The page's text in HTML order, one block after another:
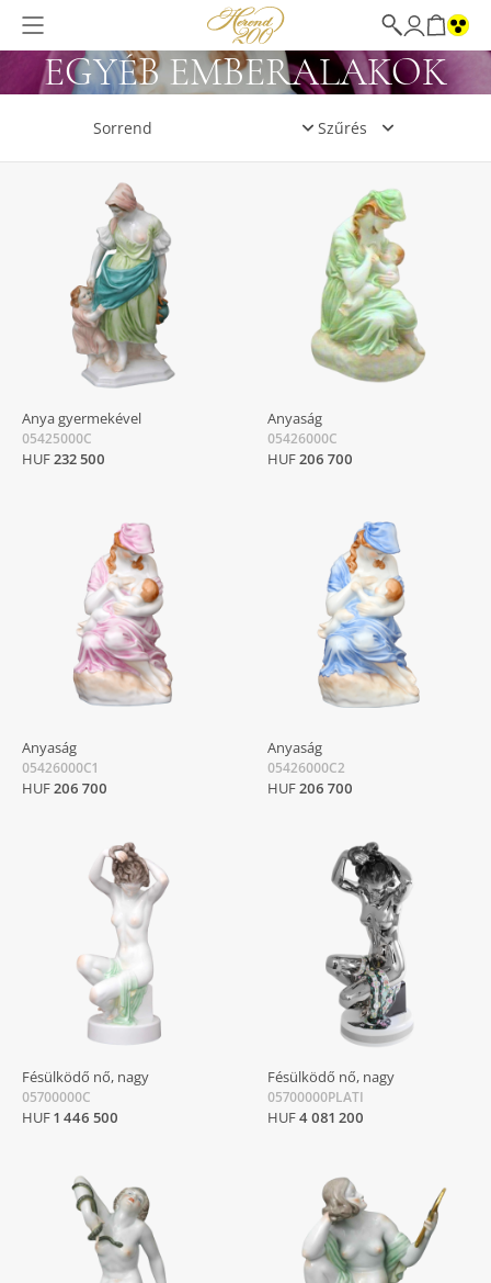
EGYÉB EMBERALAKOK
Szűrés
Anya gyermekével
05425000C
HUF232 500
Anyaság
05426000C
HUF206 700
Anyaság
05426000C1
HUF206 700
Anyaság
05426000C2
HUF206 700
Fésülködő nő, nagy
05700000C
HUF1 446 500
Fésülködő nő, nagy
05700000PLATI
HUF4 081 200